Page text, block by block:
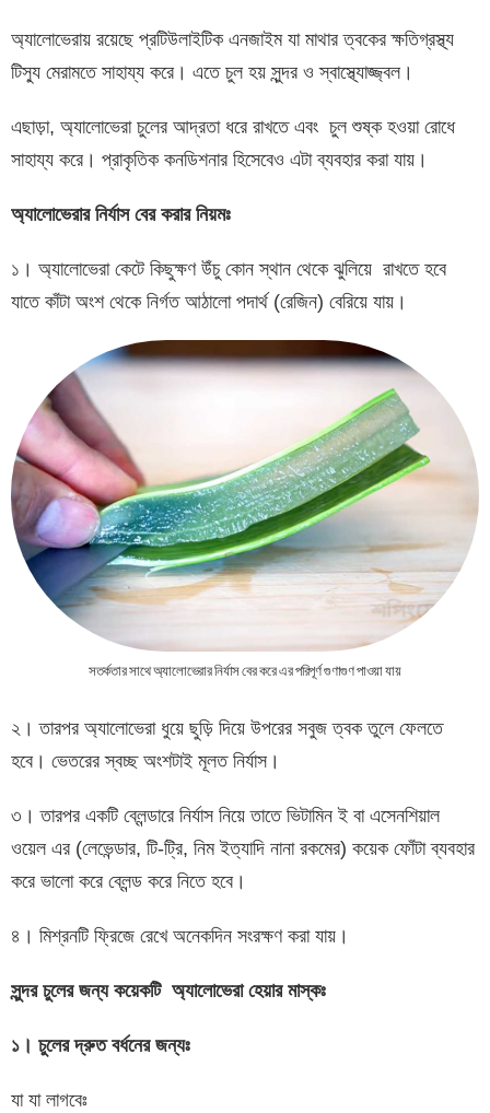
অ্যালোভেরায় রয়েছে প্রটিউলাইটিক এনজাইম যা মাথার ত্বকের ক্ষতিগ্রস্থ্য
টিস্যু মেরামতে সাহায্য করে। এতে চুল হয় সুন্দর ও স্বাস্থ্যোজ্জ্বল।
এছাড়া, অ্যালোভেরা চুলের আদ্রতা ধরে রাখতে এবং চুল শুষ্ক হওয়া রোধে
সাহায্য করে। প্রাকৃতিক কনডিশনার হিসেবেও এটা ব্যবহার করা যায়।
অ্যালোভেরার নির্যাস বের করার নিয়মঃ
১। অ্যালোভেরা কেটে কিছুক্ষণ উঁচু কোন স্থান থেকে ঝুলিয়ে রাখতে হবে
যাতে কাঁটা অংশ থেকে নির্গত আঠালো পদার্থ (রেজিন) বেরিয়ে যায়।
সতর্কতার সাথে অ্যালোভেরার নির্যাস বের করে এর পরিপূর্ণ গুণাগুণ পাওয়া যায়
২। তারপর অ্যালোভেরা ধুয়ে ছুড়ি দিয়ে উপরের সবুজ ত্বক তুলে ফেলতে
হবে। ভেতরের স্বচ্ছ অংশটাই মূলত নির্যাস।
৩। তারপর একটি ব্লেন্ডারে নির্যাস নিয়ে তাতে ভিটামিন ই বা এসেনশিয়াল
ওয়েল এর (লেভেন্ডার, টি-ট্রি, নিম ইত্যাদি নানা রকমের) কয়েক ফোঁটা ব্যবহার
করে ভালো করে ব্লেন্ড করে নিতে হবে।
৪। মিশ্রনটি ফ্রিজে রেখে অনেকদিন সংরক্ষণ করা যায়।
সুন্দর চুলের জন্য কয়েকটি অ্যালোভেরা হেয়ার মাস্কঃ
১। চুলের দ্রুত বর্ধনের জন্যঃ
যা যা লাগবেঃ